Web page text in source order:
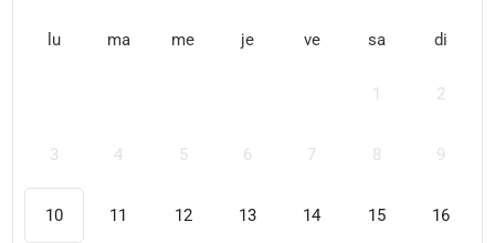
lu ma me je ve sa di
1 2
3 4 5 6 7 8 9
10 11 12 13 14 15 16